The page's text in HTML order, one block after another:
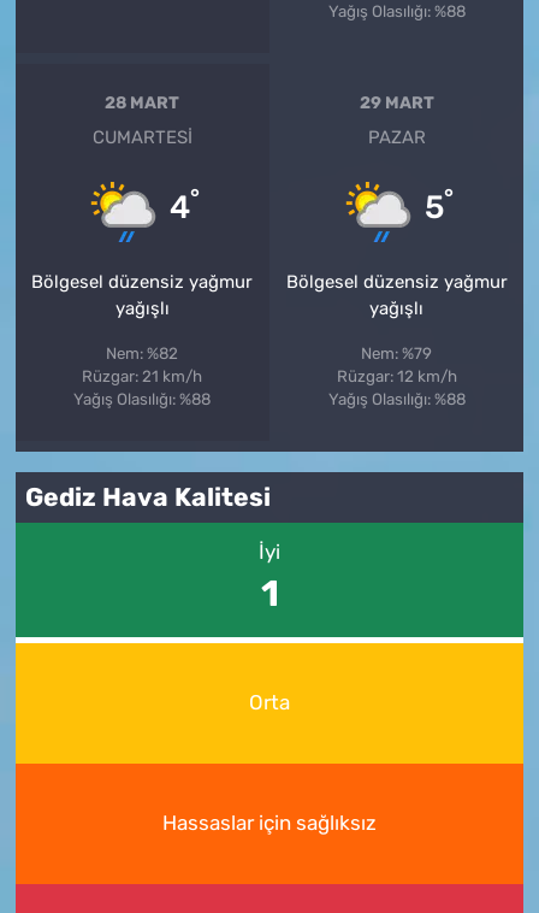
Yağış Olasılığı: %88
28 MART
CUMARTESI
4°
Bölgesel düzensiz yağmur
yağışlı
Nem: %82
Rüzgar: 21 km/h
Yağış Olasılığı: %88
29 MART
PAZAR
5°
Bölgesel düzensiz yağmur
yağışlı
Nem: %79
Rüzgar: 12 km/h
Yağış Olasılığı: %88
Gediz Hava Kalitesi
İyi
1
Orta
Hassaslar için sağlıksız